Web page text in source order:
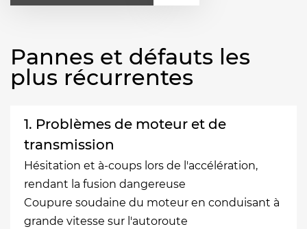
Pannes et défauts les
plus récurrentes
1. Problèmes de moteur et de
transmission
Hésitation et à-coups lors de l'accélération,
rendant la fusion dangereuse
Coupure soudaine du moteur en conduisant à
grande vitesse sur l'autoroute